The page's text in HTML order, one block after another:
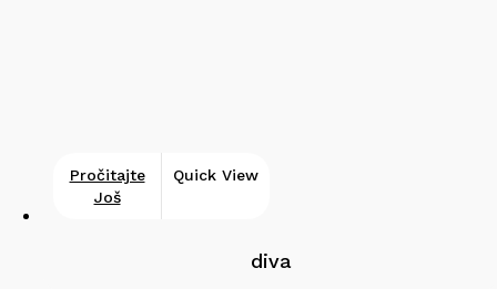
Pročitajte
Još
Quick View
diva